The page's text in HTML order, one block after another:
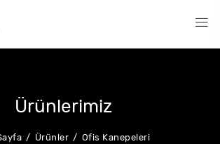
Ürünlerimiz
Ürünler Ofis Kanepeleri